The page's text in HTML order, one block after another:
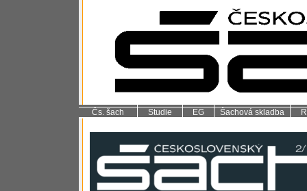
Čs. šach Studie EG Šachová skladba